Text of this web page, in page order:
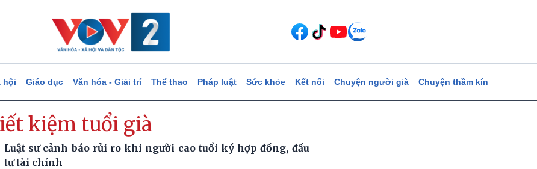
hội Giáo dục Văn hóa - Giải trí Thể thao Pháp luật Sức khỏe Kết nối Chuyện người già Chuyện thầm kín
kiệm tuổi già
Luật sư cảnh báo rủi ro khi người cao tuổi ký hợp đồng, đầu
tư tài chính